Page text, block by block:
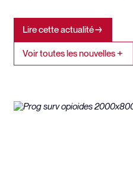
Lire cette actualité
Voir toutes les nouvelles